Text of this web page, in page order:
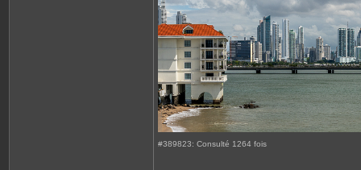
#389823: Consulté 1264 fois